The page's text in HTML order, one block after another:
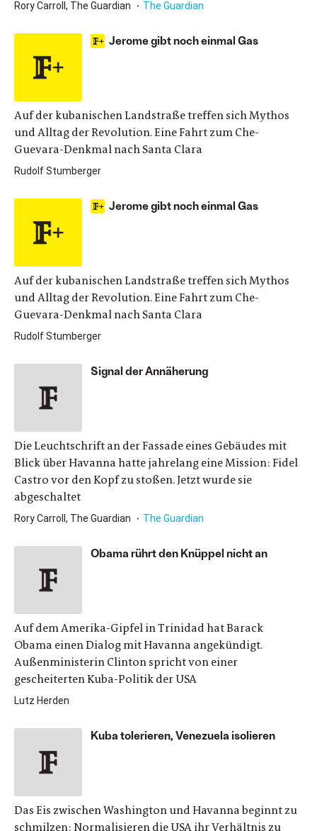
Rory Carroll, The Guardian The Guardian
Jerome gibt noch einmal Gas
Auf der kubanischen Landstraße treffen sich Mythos
und Alltag der Revolution. Eine Fahrt zum Che-
Guevara-Denkmal nach Santa Clara
Rudolf Stumberger
Jerome gibt noch einmal Gas
Auf der kubanischen Landstraße treffen sich Mythos
und Alltag der Revolution. Eine Fahrt zum Che-
Guevara-Denkmal nach Santa Clara
Rudolf Stumberger
Signal der Annäherung
Die Leuchtschrift an der Fassade eines Gebäudes mit
Blick über Havanna hatte jahrelang eine Mission: Fidel
Castro vor den Kopf zu stoßen. Jetzt wurde sie
abgeschaltet
Rory Carroll, The Guardian The Guardian
Obama rührt den Knüppel nicht an
Auf dem Amerika-Gipfel in Trinidad hat Barack
Obama einen Dialog mit Havanna angekündigt.
Außenministerin Clinton spricht von einer
gescheiterten Kuba-Politik der USA
Lutz Herden
Kuba tolerieren, Venezuela isolieren
Das Eis zwischen Washington und Havanna beginnt zu
schmilzen: Normalisieren die USA ihr Verhältnis zu